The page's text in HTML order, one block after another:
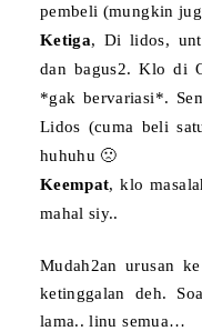
pembeli (mungkin
Ketiga, Di lidos,
dan bagus2. Klo di
*gak bervariasi*.
Lidos (cuma beli
huhuhu 🙁
Keempat, klo
mahal siy..
Mudah2an urusan
ketinggalan deh.
lama.. linu semua…